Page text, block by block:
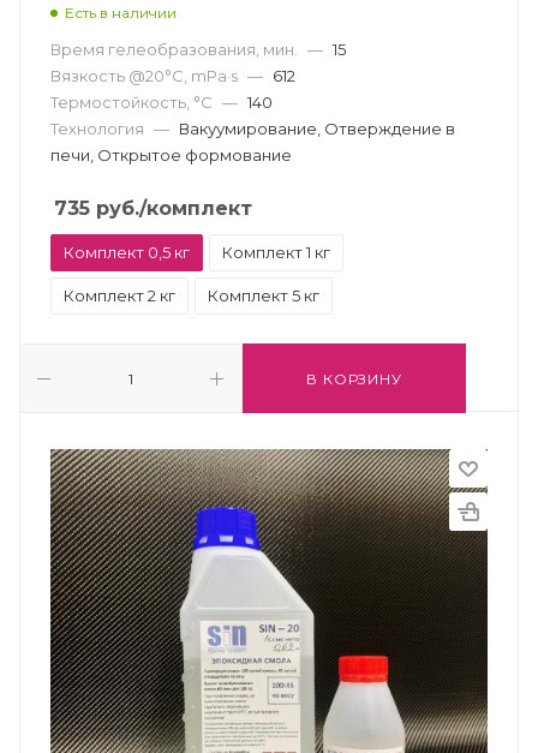
Есть в наличии
Время гелеобразования, мин. — 15
Вязкость @20°С, mPa·s — 612
Термостойкость, °С — 140
Технология — Вакуумирование, Отверждение в
печи, Открытое формование
735 руб./комплект
Комплект 0,5 кг Комплект 1 кг
Комплект 2 кг Комплект 5 кг
В КОРЗИНУ